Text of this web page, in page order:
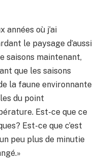
années où j’ai
le paysage d’aussi
saisons maintenant,
que les saisons
la faune environnante
du point
Est-ce que ce
Est-ce que c’est
peu plus de minutie